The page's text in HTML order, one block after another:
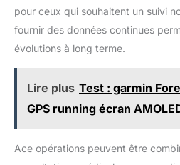
pour ceux qui souhaitent un suivi
fournir des données continues
évolutions à long terme.
Lire plus Test : garmin
GPS running écran
Ace opérations peuvent être